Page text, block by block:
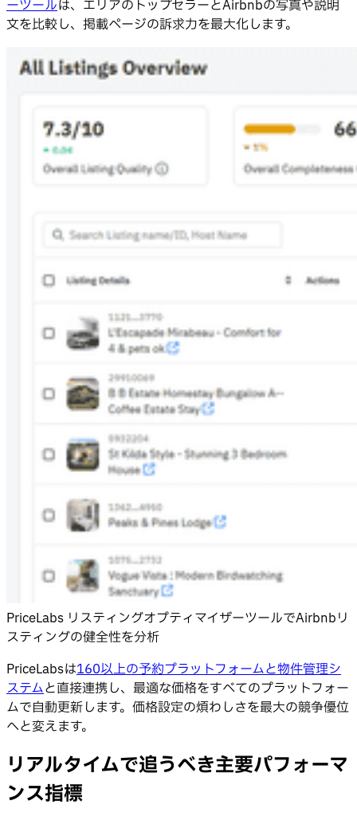
ーツールは、エリアのトップセラーとAirbnbの写真や説明
文を比較し、掲載ページの訴求力を最大化します。
PriceLabs リスティングオプティマイザーツールでAirbnbリ
スティングの健全性を分析
PriceLabsは160以上の予約プラットフォームと物件管理シ
ステムと直接連携し、最適な価格をすべてのプラットフォー
ムで自動更新します。価格設定の煩わしさを最大の競争優位
へと変えます。
リアルタイムで追うべき主要パフォーマ
ンス指標